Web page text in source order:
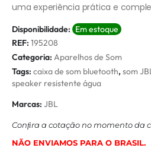
uma experiência prática e
Disponibilidade: Em estoque
REF: 195208
Categoria: Aparelhos de Som
Tags: caixa de som bluetooth,som
speaker resistente água
Marcas: JBL
Conﬁra a cotação no momento da
NÃO ENVIAMOS PARA O BRASIL.